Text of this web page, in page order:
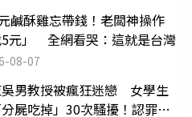
鹹酥雞忘帶錢！老闆神操作
5元」 全網看哭：這就是台灣
08-07
男教授被瘋狂迷戀 女學生
屍吃掉」30次騷擾！認罪免